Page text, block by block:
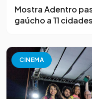
Mostra Adentro
gaúcho a 11 cidades
CINEMA